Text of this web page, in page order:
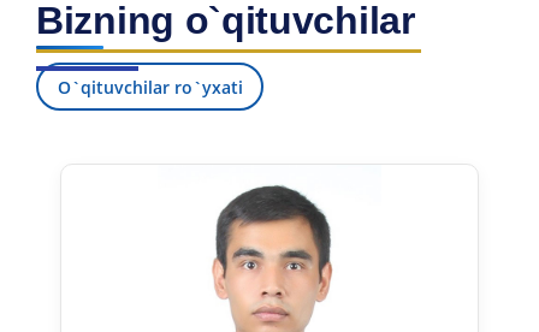
Bizning o`qituvchilar
O`qituvchilar ro`yxati
7. Call-center (4) 8. Bakalavriat kvotasi (3)
9. Magistratura kvotasi (4) ✉️ Adminga yozish